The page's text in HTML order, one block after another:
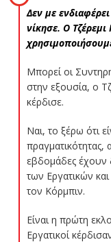
Δεν με
νίκησε. Ο
Μπορεί οι
στην εξουσία, ο
κέρδισε.
Ναι, το ξέρω ότι
πραγματικότητας,
εβδομάδες έχουν
των Εργατικών
τον Κόρμπιν.
Είναι η πρώτη
Εργατικοί